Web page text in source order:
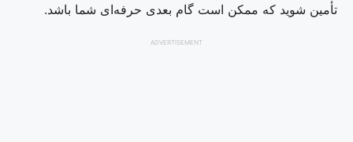
تأمین شوید که ممکن است گام بعدی حرفه‌ای شما باشد.
ADVERTISEMENT